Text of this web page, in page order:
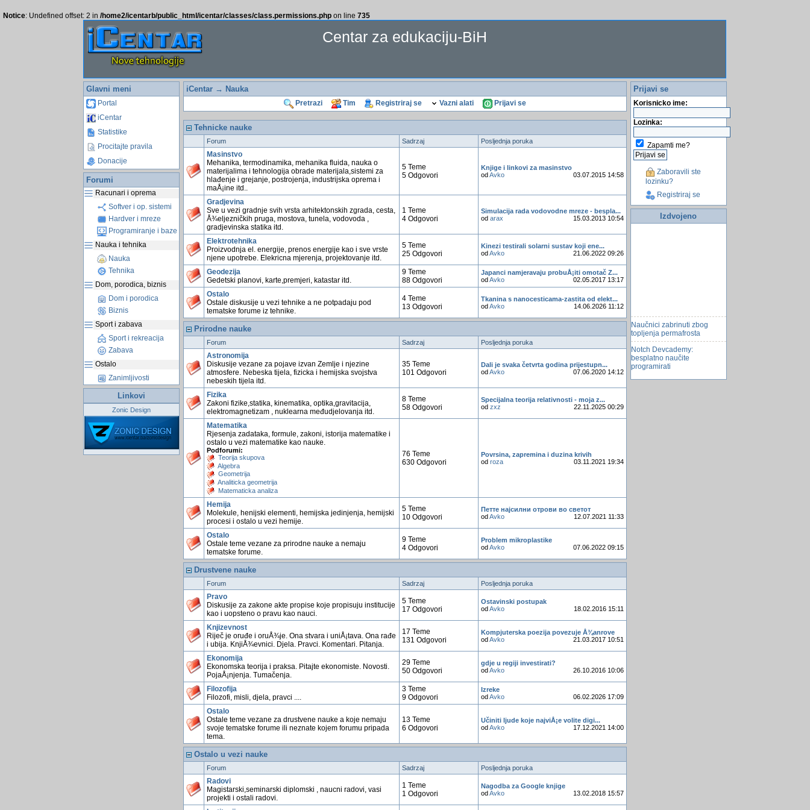
Notice: Undefined offset: 2 in /home2/icentarb/public_html/icentar/classes/class.permissions.php on line 735
Centar za edukaciju-BiH
Glavni meni
Portal
iCentar
Statistike
Procitajte pravila
Donacije
Forumi
Racunari i oprema
Softver i op. sistemi
Hardver i mreze
Programiranje i baze
Nauka i tehnika
Nauka
Tehnika
Dom, porodica, biznis
Dom i porodica
Biznis
Sport i zabava
Sport i rekreacija
Zabava
Ostalo
Zanimljivosti
Linkovi
Zonic Design
iCentar→ Nauka
Pretrazi Tim Registriraj se Vazni alati Prijavi se
Tehnicke nauke
Forum Sadrzaj Posljednja poruka
Masinstvo
Mehanika, termodinamika, mehanika fluida, nauka o
materijalima i tehnologija obrade materijala,sistemi za
hlađenje i grejanje, postrojenja, industrijska oprema i
maÅ¡ine itd..
5 Teme
5 Odgovori
Knjige i linkovi za masinstvo
odAvko 03.07.2015 14:58
Gradjevina
Sve u vezi gradnje svih vrsta arhitektonskih zgrada, cesta,
Å¾eljezničkih pruga, mostova, tunela, vodovoda ,
gradjevinska statika itd.
1 Teme
4 Odgovori
Simulacija rada vodovodne mreze - bespla...
od arax 15.03.2013 10:54
Elektrotehnika
Proizvodnja el. energije, prenos energije kao i sve vrste
njene upotrebe. Elekricna mjerenja, projektovanje itd.
5 Teme
25 Odgovori
Kinezi testirali solarni sustav koji ene...
odAvko 21.06.2022 09:26
Geodezija
Gedetski planovi, karte,premjeri, katastar itd.
9 Teme
88 Odgovori
Japanci namjeravaju probuÅ¡iti omotač Z...
odAvko 02.05.2017 13:17
Ostalo
Ostale diskusije u vezi tehnike a ne potpadaju pod
tematske forume iz tehnike.
4 Teme
13 Odgovori
Tkanina s nanocesticama-zastita od elekt...
odAvko 14.06.2026 11:12
Prirodne nauke
Forum Sadrzaj Posljednja poruka
Astronomija
Diskusije vezane za pojave izvan Zemlje i njezine
atmosfere. Nebeska tijela, fizicka i hemijska svojstva
nebeskih tijela itd.
35 Teme
101 Odgovori
Dali je svaka četvrta godina prijestupn...
odAvko 07.06.2020 14:12
Fizika
Zakoni fizike,statika, kinematika, optika,gravitacija,
elektromagnetizam , nuklearna međudjelovanja itd.
8 Teme
58 Odgovori
Specijalna teorija relativnosti - moja z...
od zxz 22.11.2025 00:29
Matematika
Rjesenja zadataka, formule, zakoni, istorija matematike i
ostalo u vezi matematike kao nauke.
Podforumi:
Teorija skupova
Algebra
Geometrija
Analiticka geometrija
Matematicka analiza
76 Teme
630 Odgovori
Povrsina, zapremina i duzina krivih
od roza 03.11.2021 19:34
Hemija
Molekule, henijski elementi, hemijska jedinjenja, hemijski
procesi i ostalo u vezi hemije.
5 Teme
10 Odgovori
Петте најсилни отрови во светот
odAvko 12.07.2021 11:33
Ostalo
Ostale teme vezane za prirodne nauke a nemaju
tematske forume.
9 Teme
4 Odgovori
Problem mikroplastike
odAvko 07.06.2022 09:15
Drustvene nauke
Forum Sadrzaj Posljednja poruka
Pravo
Diskusije za zakone akte propise koje propisuju institucije
kao i uopsteno o pravu kao nauci.
5 Teme
17 Odgovori
Ostavinski postupak
odAvko 18.02.2016 15:11
Knjizevnost
Riječ je oruđe i oruÅ¾je. Ona stvara i uniÅ¡tava. Ona rađe
i ubija. KnjiÅ¾evnici. Djela. Pravci. Komentari. Pitanja.
17 Teme
131 Odgovori
Kompjuterska poezija povezuje Å¾anrove
odAvko 21.03.2017 10:51
Ekonomija
Ekonomska teorija i praksa. Pitajte ekonomiste. Novosti.
PojaÅ¡njenja. Tumačenja.
29 Teme
50 Odgovori
gdje u regiji investirati?
odAvko 26.10.2016 10:06
Filozofija
Filozofi, misli, djela, pravci ....
3 Teme
9 Odgovori
Izreke
odAvko 06.02.2026 17:09
Ostalo
Ostale teme vezane za drustvene nauke a koje nemaju
svoje tematske forume ili neznate kojem forumu pripada
tema.
13 Teme
6 Odgovori
Učiniti ljude koje najviÅ¡e volite digi...
odAvko 17.12.2021 14:00
Ostalo u vezi nauke
Forum Sadrzaj Posljednja poruka
Radovi
Magistarski,seminarski diplomski , naucni radovi, vasi
projekti i ostali radovi.
1 Teme
1 Odgovori
Nagodba za Google knjige
odAvko 13.02.2018 15:57
Prijavi se
Korisnicko ime:
Lozinka:
Zapamti me?
Zaboravili ste
lozinku?
Registriraj se
Izdvojeno
Naučnici zabrinuti zbog
topljenja permafrosta
Notch Devcademy:
besplatno naučite
programirati
povuklo licni meni u u donji